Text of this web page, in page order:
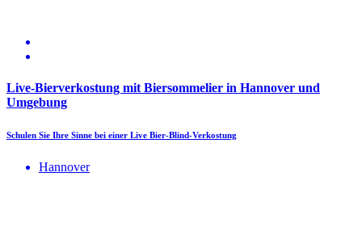
Live-Bierverkostung mit Biersommelier in Hannover und
Umgebung
Schulen Sie Ihre Sinne bei einer Live Bier-Blind-Verkostung
Hannover